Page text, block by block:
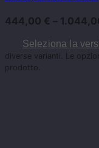
444,00 € –
Seleziona la
diverse varianti. Le
prodotto.